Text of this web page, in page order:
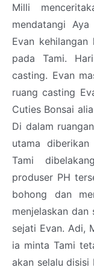
Milli
mendatangi
Evan
pada Tami.
casting. Evan
ruang casting
Cuties Bonsai
Di dalam
utama
Tami
produser PH
bohong dan
menjelaskan
sejati Evan. Adi,
ia minta Tami
akan selalu disisi